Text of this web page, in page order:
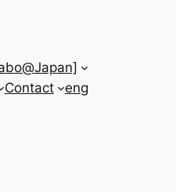
Contact eng